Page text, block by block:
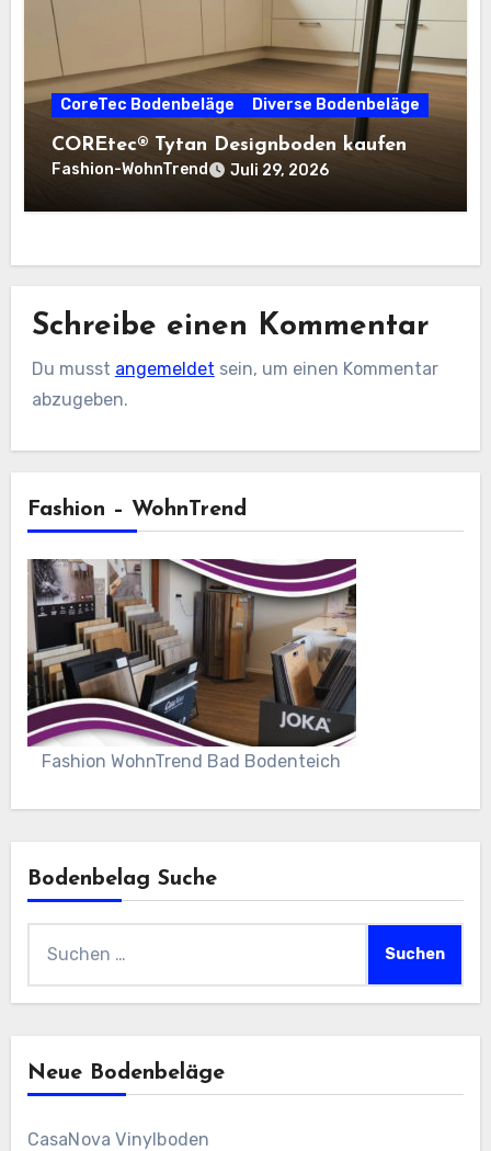
CoreTec Bodenbeläge Diverse Bodenbeläge
COREtec® Tytan Designboden kaufen
Fashion-WohnTrend Juli 29, 2026
Schreibe einen Kommentar
Du musst angemeldet sein, um einen Kommentar
abzugeben.
Fashion – WohnTrend
Fashion WohnTrend Bad Bodenteich
Bodenbelag Suche
nach:
Neue Bodenbeläge
CasaNova Vinylboden